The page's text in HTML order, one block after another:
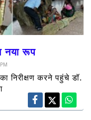
नया रूप
निरीक्षण करने पहुंचे डॉ.